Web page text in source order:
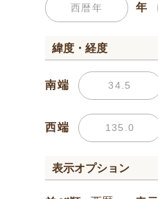
年
緯度・経度
南端
西端
表示オプション